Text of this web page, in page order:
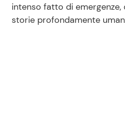
intenso fatto di emergenze,
storie profondamente